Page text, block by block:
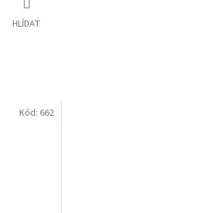
HLÍDAT
Kód: 662